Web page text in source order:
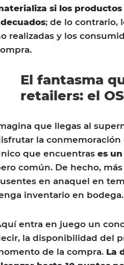
si los
; de lo contrario,
realizadas y los
El fantasma
retailers: el
que llegas al
la conmemoración
que encuentras es
común. De hecho,
en anaquel en
inventario en bodega.
entra en juego un
la disponibilidad del
de la compra. La